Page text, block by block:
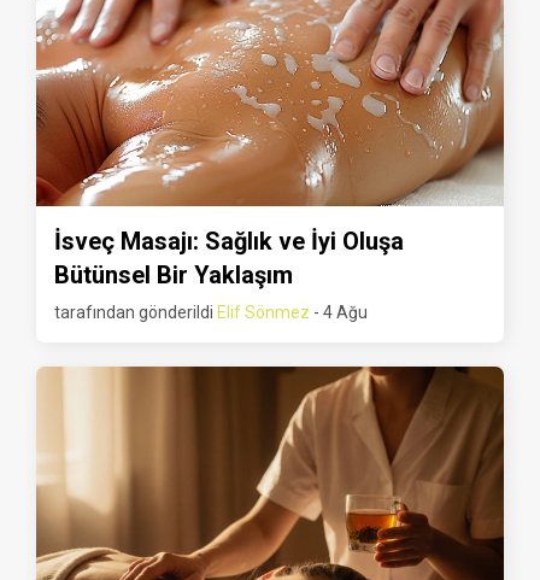
İsveç Masajı: Sağlık ve İyi Oluşa
Bütünsel Bir Yaklaşım
tarafından gönderildi Elif Sönmez - 4 Ağu